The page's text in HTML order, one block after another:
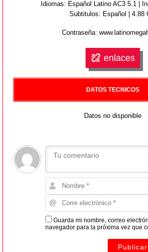
Idiomas: Español Latino AC3 5.1 |
Subtitulos: Español | 4.88
Contraseña:
enlaces
DATOS TECNICOS
Datos no disponible
Guarda mi nombre, correo
navegador para la próxima vez que